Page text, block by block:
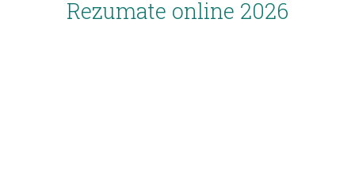
Rezumate online 2026